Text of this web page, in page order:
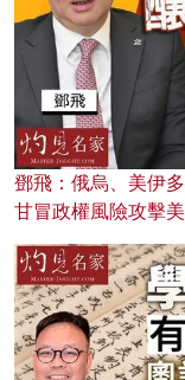
鄧飛：俄烏、美伊
甘冒政權風險攻擊